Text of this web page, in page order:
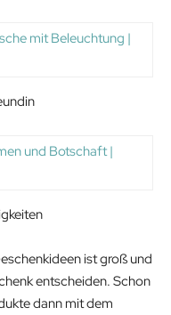
ist groß und
entscheiden. Schon
dann mit dem